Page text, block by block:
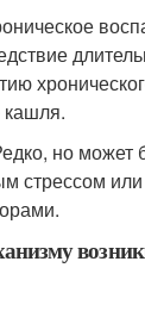
кашля.
но может
стрессом или